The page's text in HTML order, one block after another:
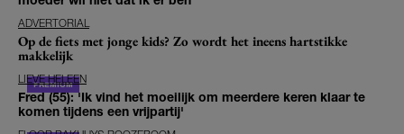
ADVERTORIAL
Op de fiets met jonge kids? Zo wordt het ineens hartstikke
makkelijk
LIEVE HELEEN
Fred (55): 'Ik vind het moeilijk om meerdere keren klaar te
komen tijdens een vrijpartij'